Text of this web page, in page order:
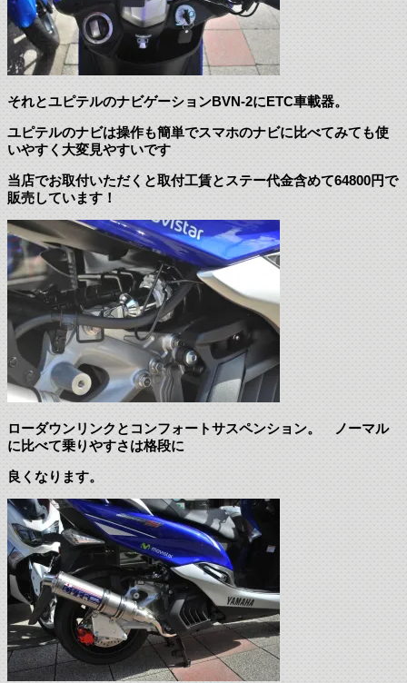
それとユピテルのナビゲーションBVN-2にETC車載器。
ユピテルのナビは操作も簡単でスマホのナビに比べてみても使
いやすく大変見やすいです
当店でお取付いただくと取付工賃とステー代金含めて64800円で
販売しています！
ローダウンリンクとコンフォートサスペンション。 ノーマル
に比べて乗りやすさは格段に
良くなります。